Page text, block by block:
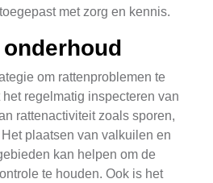
met zorg en kennis.
om rattenproblemen te
regelmatig inspecteren van
rattenactiviteit zoals sporen,
plaatsen van valkuilen en
kan helpen om de
te houden. Ook is het